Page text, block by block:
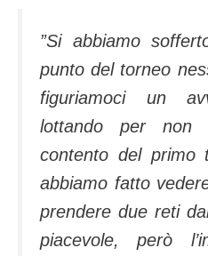
”Si abbiamo
punto del torneo
figuriamoci un
lottando per non
contento del primo
abbiamo fatto
prendere due reti
piacevole, però